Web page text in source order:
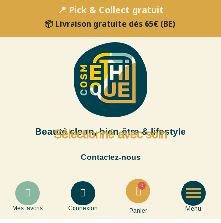
📍 Pick & Collect gratuit
📦 Livraison gratuite dès 65€ (BE)
Beauté clean, bien-être & lifestyle
Sélectionné avec soin
Contactez-nous
Mes favoris Connexion Panier Menu